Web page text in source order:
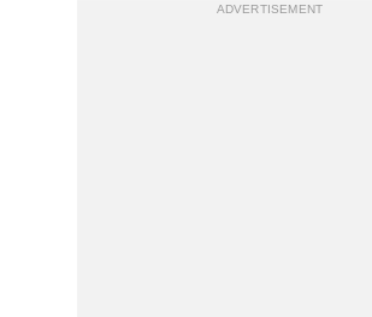
ADVERTISEMENT